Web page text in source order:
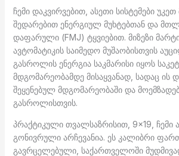
ჩემი დაკვირვებით, ასეთი სისტემები უკეთ
შედარებით ენერგიულ მუხტებთან და
დაფარული (FMJ) ტყვიებით. მიზეზი
ავტომატიკის საიმედო მუშაობისთვის
გასროლის ენერგია საკმარისი იყოს
მდგომარეობამდე მისაყვანად, სადაც ის
შეყენებულ მდგომარეობაში და
გასროლისთვის.
პრაქტიკული თვალსაზრისით, 9×19, ჩემი
გონივრული არჩევანია. ეს კალიბრი
გავრცელებული, საქართველოში